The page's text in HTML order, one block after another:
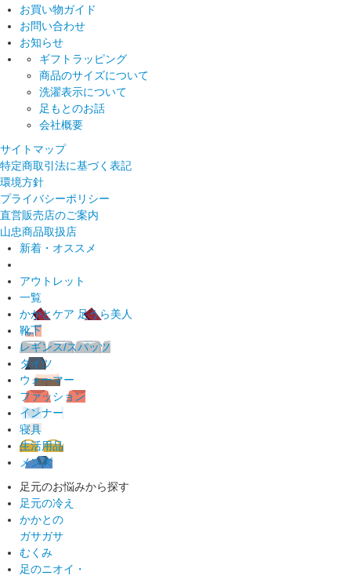
お買い物ガイド
お問い合わせ
お知らせ
ギフトラッピング
商品のサイズについて
洗濯表示について
足もとのお話
会社概要
サイトマップ
特定商取引法に基づく表記
環境方針
プライバシーポリシー
直営販売店のご案内
山忠商品取扱店
新着・オススメ
アウトレット
一覧
かかとケア 足うら美人
靴下
レギンス/スパッツ
タイツ
ウォーマー
ファッション
インナー
寝具
生活用品
メンズ
足元のお悩みから探す
足元の冷え
かかとの
ガサガサ
むくみ
足のニオイ・